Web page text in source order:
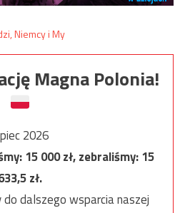
Magna Polonia!
2026
15 000zł, zebraliśmy:15
zł.
do dalszego wsparcia naszej